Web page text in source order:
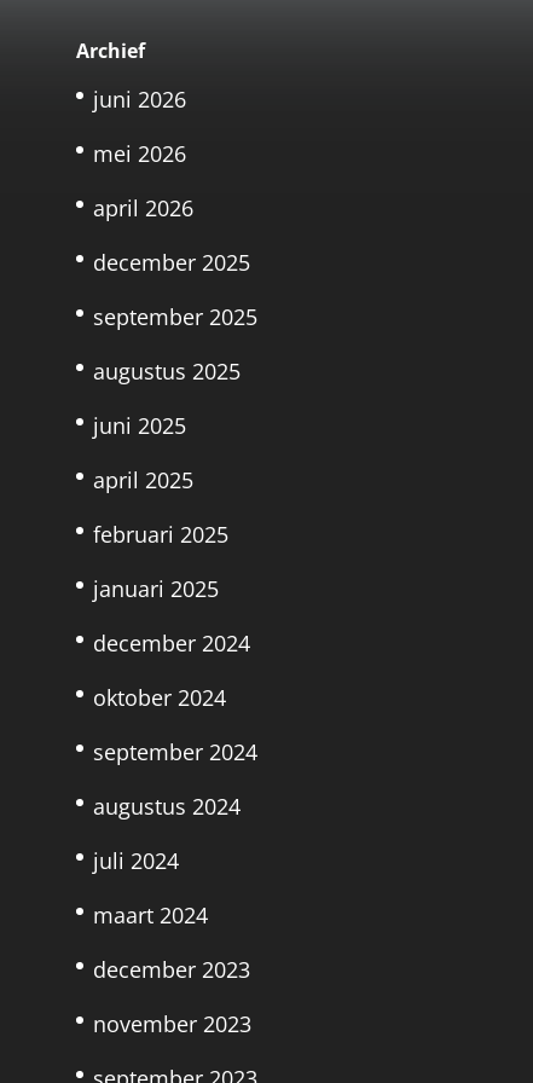
Archief
juni 2026
mei 2026
april 2026
december 2025
september 2025
augustus 2025
juni 2025
april 2025
februari 2025
januari 2025
december 2024
oktober 2024
september 2024
augustus 2024
juli 2024
maart 2024
december 2023
november 2023